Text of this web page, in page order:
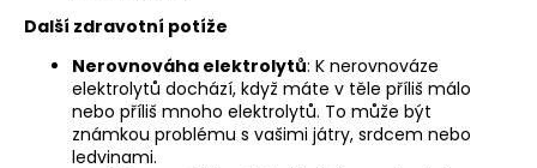
Další zdravotní potíže
Nerovnováha elektrolytů: K nerovnováze
elektrolytů dochází, když máte v těle příliš málo
nebo příliš mnoho elektrolytů. To může být
známkou problému s vašimi játry, srdcem nebo
ledvinami.